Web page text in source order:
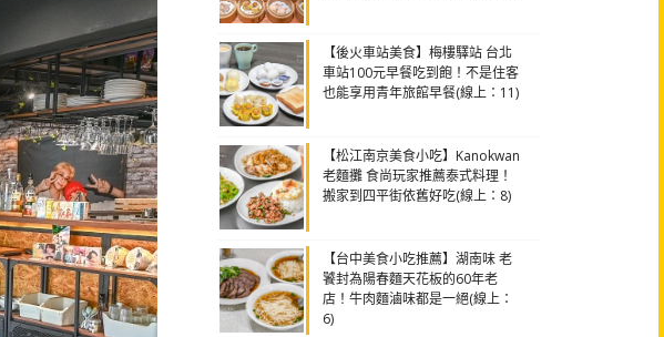
【後火車站美食】梅樓驛站 台北
車站100元早餐吃到飽！不是住客
也能享用青年旅館早餐(線上：11)
【松江南京美食小吃】Kanokwan
老麵攤 食尚玩家推薦泰式料理！
搬家到四平街依舊好吃(線上：8)
【台中美食小吃推薦】湖南味 老
饕封為陽春麵天花板的60年老
店！牛肉麵滷味都是一絕(線上：
6)